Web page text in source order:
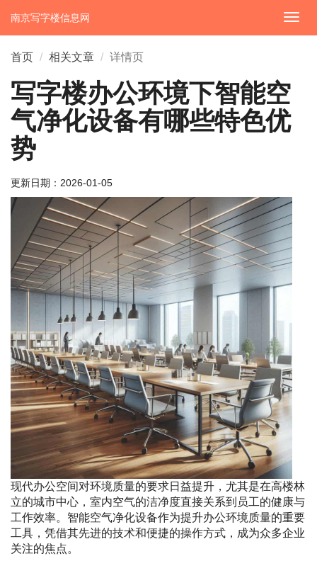
切
换
南京写字楼信息网
首页 相关文章 详情页
写字楼办公环境下智能空
气净化设备有哪些特色优
势
更新日期： 2026-01-05
现代办公空间对环境质量的要求日益提升，尤其是在高楼林
立的城市中心，室内空气的洁净度直接关系到员工的健康与
工作效率。智能空气净化设备作为提升办公环境质量的重要
工具，凭借其先进的技术和便捷的操作方式，成为众多企业
关注的焦点。